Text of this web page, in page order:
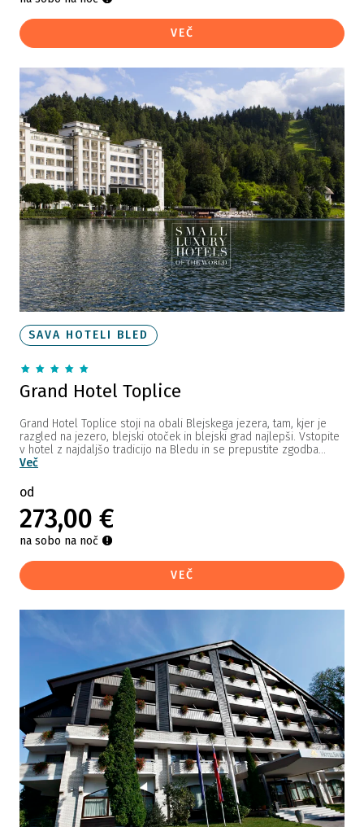
VEČ
SAVA HOTELI BLED
Grand Hotel Toplice
Grand Hotel Toplice stoji na obali Blejskega jezera, tam, kjer je
razgled na jezero, blejski otoček in blejski grad najlepši. Vstopite
v hotel z najdaljšo tradicijo na Bledu in se prepustite zgodba...
Več
od
273,00 €
na sobo na noč
VEČ